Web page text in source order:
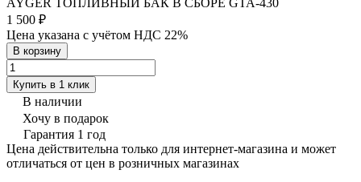
1 500 ₽
Цена указана с учётом НДС 22%
В корзину
Купить в 1 клик
В наличии
Хочу в подарок
Гарантия 1 год
Цена действительна только для интернет-магазина и может
отличаться от цен в розничных магазинах